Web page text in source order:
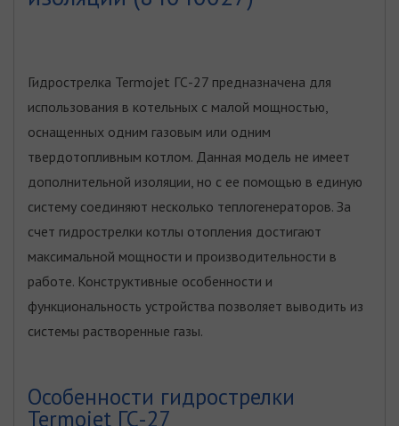
Гидрострелка Termojet ГС-27 предназначена для
использования в котельных с малой мощностью,
оснащенных одним газовым или одним
твердотопливным котлом. Данная модель не имеет
дополнительной изоляции, но с ее помощью в единую
систему соединяют несколько теплогенераторов. За
счет гидрострелки котлы отопления достигают
максимальной мощности и производительности в
работе. Конструктивные особенности и
функциональность устройства позволяет выводить из
системы растворенные газы.
Особенности гидрострелки
Termojet ГС-27